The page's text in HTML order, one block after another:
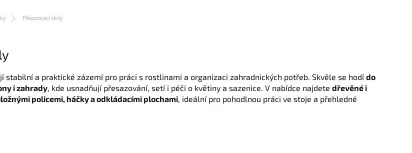
Přesazovací stoly
stabilní a praktické zázemí pro práci s rostlinami a organizaci zahradnických potřeb. Skvěle se hodído
i zahrady, kde usnadňují přesazování, setí i péči o květiny a sazenice. V nabídce najdete dřevěné i
policemi, háčky a odkládacími plochami, ideální pro pohodlnou práci ve stoje a přehledné